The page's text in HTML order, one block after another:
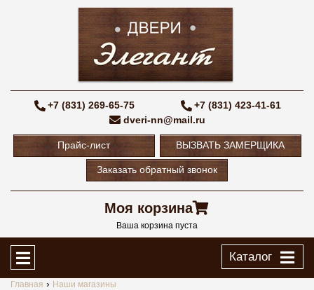
+7 (831) 269-65-75
+7 (831) 423-41-61
dveri-nn@mail.ru
Прайс-лист ВЫЗВАТЬ ЗАМЕРЩИКА
Заказать обратный звонок
Моя корзина
Ваша корзина пуста
Каталог
Главная Наши магазины